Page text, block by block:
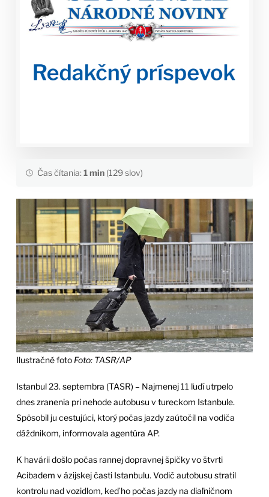
Čas čítania:1 min(129 slov)
Ilustračné foto Foto: TASR/AP
Istanbul 23. septembra (TASR) – Najmenej 11 ľudí utrpelo
dnes zranenia pri nehode autobusu v tureckom Istanbule.
Spôsobil ju cestujúci, ktorý počas jazdy zaútočil na vodiča
dáždnikom, informovala agentúra AP.
K havárii došlo počas rannej dopravnej špičky vo štvrti
Acibadem v ázijskej časti Istanbulu. Vodič autobusu stratil
kontrolu nad vozidlom, keď ho počas jazdy na diaľničnom